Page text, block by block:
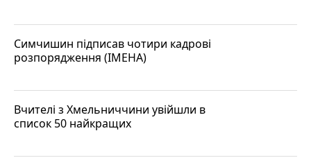
Симчишин підписав чотири кадрові
розпорядження (ІМЕНА)
Вчителі з Хмельниччини увійшли в
список 50 найкращих